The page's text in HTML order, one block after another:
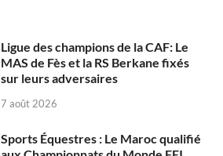
Ligue des champions de la CAF: Le
MAS de Fès et la RS Berkane fixés
sur leurs adversaires
7 août 2026
Sports Équestres : Le Maroc qualifié